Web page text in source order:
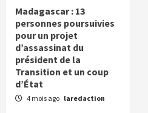
Madagascar : 13
personnes poursuivies
pour un projet
d’assassinat du
président de la
Transition et un coup
d’État
4 mois ago laredaction